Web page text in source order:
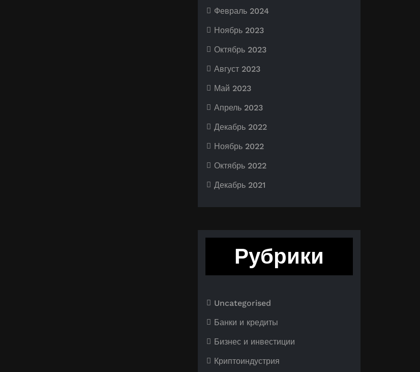
Февраль 2024
Ноябрь 2023
Октябрь 2023
Август 2023
Май 2023
Апрель 2023
Декабрь 2022
Ноябрь 2022
Октябрь 2022
Декабрь 2021
Рубрики
Uncategorised
Банки и кредиты
Бизнес и инвестиции
Криптоиндустрия